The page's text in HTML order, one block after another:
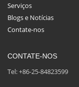
Serviços
Blogs e Notícias
Contate-nos
CONTATE-NOS
Tel: +86-25-84823599